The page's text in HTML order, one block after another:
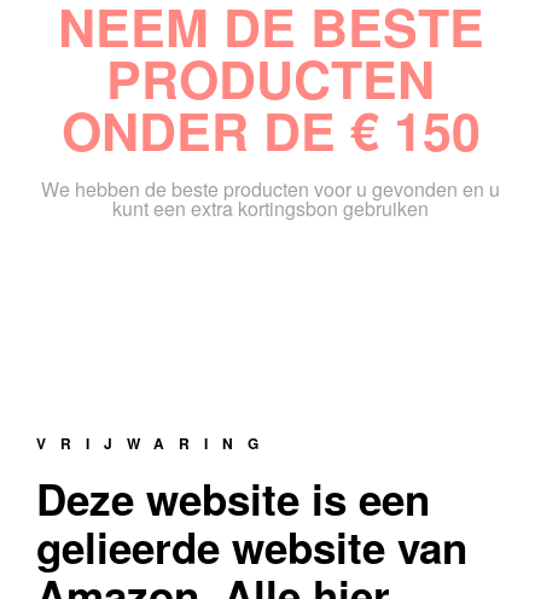
NEEM DE BESTE
PRODUCTEN
ONDER DE € 150
We hebben de beste producten voor u gevonden en u
kunt een extra kortingsbon gebruiken
VRIJWARING
Deze website is een
gelieerde website van